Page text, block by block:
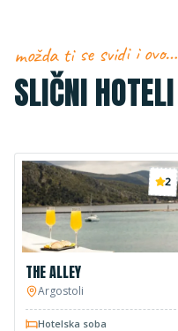
možda ti se svidi i ovo…
SLIČNI HOTELI
2
THE ALLEY
Argostoli
Hotelska soba